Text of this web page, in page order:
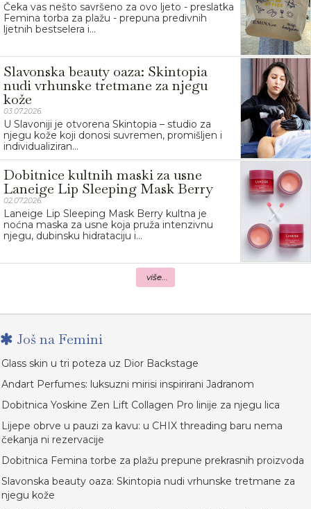
Čeka vas nešto savršeno za ovo ljeto - preslatka
Femina torba za plažu - prepuna predivnih
ljetnih bestselera i...
Slavonska beauty oaza: Skintopia
nudi vrhunske tretmane za njegu
kože
03.07.2026.
U Slavoniji je otvorena Skintopia – studio za
njegu kože koji donosi suvremen, promišljen i
individualiziran...
Dobitnice kultnih maski za usne
Laneige Lip Sleeping Mask Berry
02.07.2026.
Laneige Lip Sleeping Mask Berry kultna je
noćna maska za usne koja pruža intenzivnu
njegu, dubinsku hidrataciju i...
više...
Još na Femini
Glass skin u tri poteza uz Dior Backstage
Andart Perfumes: luksuzni mirisi inspirirani Jadranom
Dobitnica Yoskine Zen Lift Collagen Pro linije za njegu lica
Lijepe obrve u pauzi za kavu: u CHIX threading baru nema
čekanja ni rezervacije
Dobitnica Femina torbe za plažu prepune prekrasnih proizvoda
Slavonska beauty oaza: Skintopia nudi vrhunske tretmane za
njegu kože